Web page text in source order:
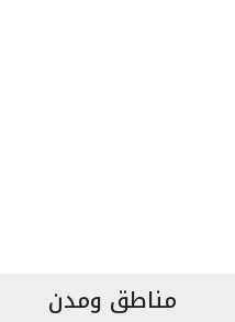
مناطق ومدن